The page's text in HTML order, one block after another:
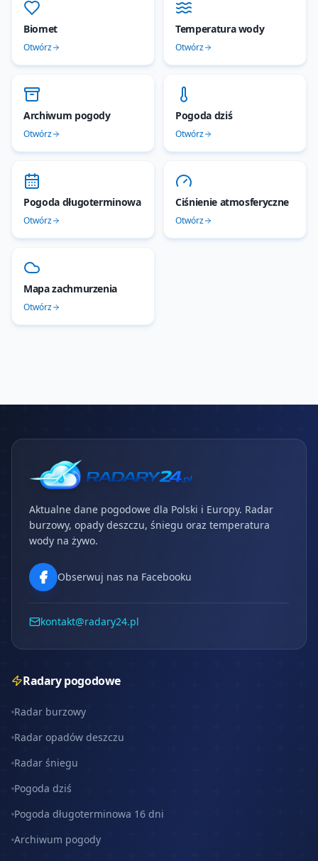
Biomet
Otwórz
Temperatura wody
Otwórz
Archiwum pogody
Otwórz
Pogoda dziś
Otwórz
Pogoda długoterminowa
Otwórz
Ciśnienie atmosferyczne
Otwórz
Mapa zachmurzenia
Otwórz
Aktualne dane pogodowe dla Polski i Europy. Radar
burzowy, opady deszczu, śniegu oraz temperatura
wody na żywo.
Obserwuj nas na Facebooku
kontakt@radary24.pl
Radary pogodowe
Radar burzowy
Radar opadów deszczu
Radar śniegu
Pogoda dziś
Pogoda długoterminowa 16 dni
Archiwum pogody